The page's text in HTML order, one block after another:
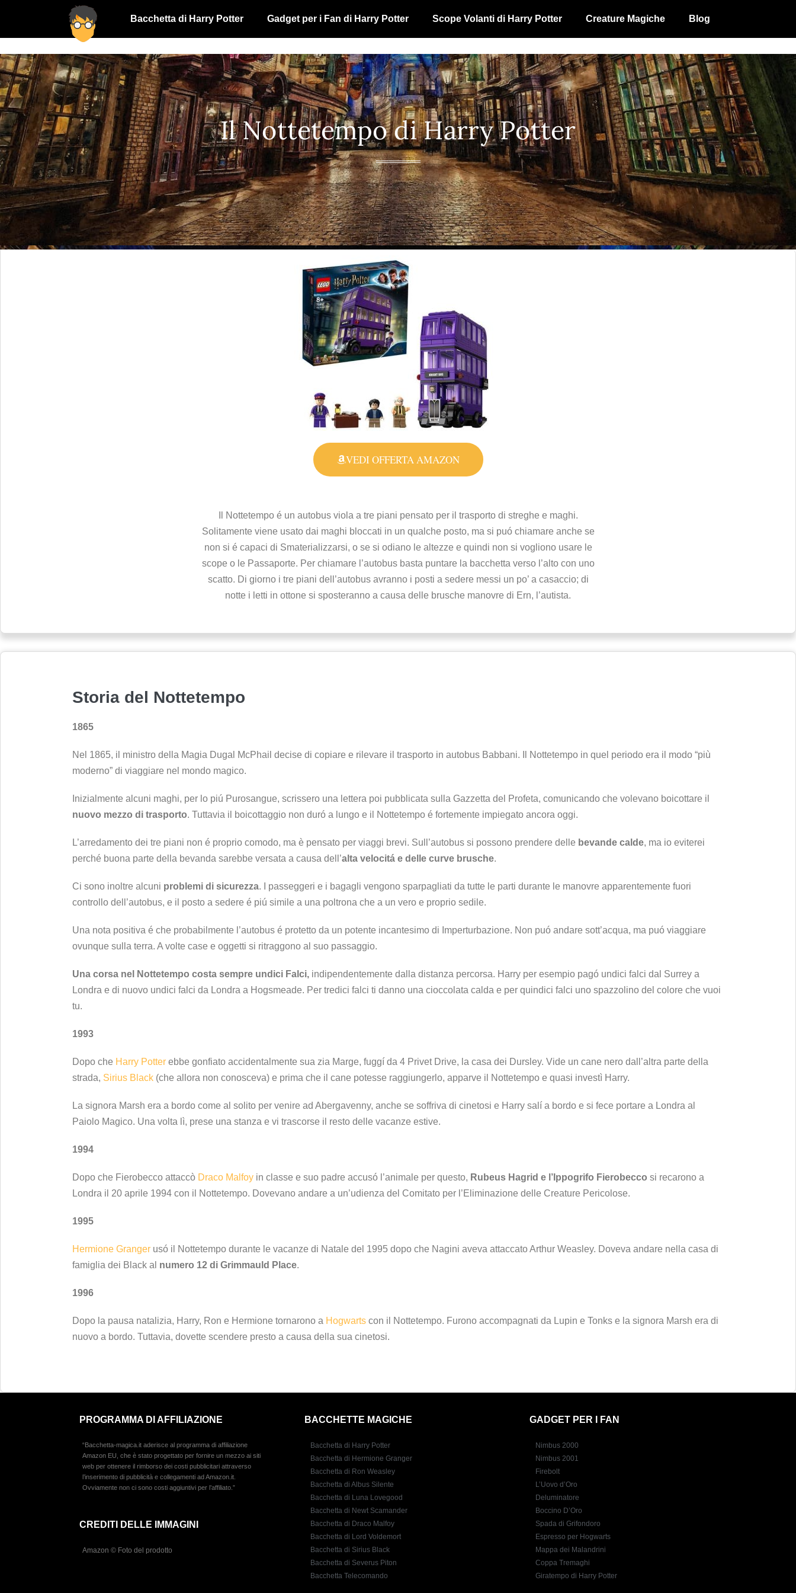
Bacchetta di Harry Potter Gadget per i Fan di Harry Potter Scope Volanti di Harry Potter Creature Magiche Blog
Il Nottetempo di Harry Potter
VEDI OFFERTA AMAZON
Il Nottetempo é un autobus viola a tre piani pensato per il trasporto di streghe e maghi.
Solitamente viene usato dai maghi bloccati in un qualche posto, ma si puó chiamare anche se
non si é capaci di Smaterializzarsi, o se si odiano le altezze e quindi non si vogliono usare le
scope o le Passaporte. Per chiamare l’autobus basta puntare la bacchetta verso l’alto con uno
scatto. Di giorno i tre piani dell’autobus avranno i posti a sedere messi un po’ a casaccio; di
notte i letti in ottone si sposteranno a causa delle brusche manovre di Ern, l’autista.
Storia del Nottetempo
1865
Nel 1865, il ministro della Magia Dugal McPhail decise di copiare e rilevare il trasporto in autobus Babbani. Il Nottetempo in quel periodo era il modo “più
moderno” di viaggiare nel mondo magico.
Inizialmente alcuni maghi, per lo piú Purosangue, scrissero una lettera poi pubblicata sulla Gazzetta del Profeta, comunicando che volevano boicottare il
nuovo mezzo di trasporto. Tuttavia il boicottaggio non duró a lungo e il Nottetempo é fortemente impiegato ancora oggi.
L’arredamento dei tre piani non é proprio comodo, ma è pensato per viaggi brevi. Sull’autobus si possono prendere delle bevande calde, ma io eviterei
perché buona parte della bevanda sarebbe versata a causa dell’alta velocitá e delle curve brusche.
Ci sono inoltre alcuni problemi di sicurezza. I passeggeri e i bagagli vengono sparpagliati da tutte le parti durante le manovre apparentemente fuori
controllo dell’autobus, e il posto a sedere é piú simile a una poltrona che a un vero e proprio sedile.
Una nota positiva é che probabilmente l’autobus é protetto da un potente incantesimo di Imperturbazione. Non puó andare sott’acqua, ma puó viaggiare
ovunque sulla terra. A volte case e oggetti si ritraggono al suo passaggio.
Una corsa nel Nottetempo costa sempre undici Falci, indipendentemente dalla distanza percorsa. Harry per esempio pagó undici falci dal Surrey a
Londra e di nuovo undici falci da Londra a Hogsmeade. Per tredici falci ti danno una cioccolata calda e per quindici falci uno spazzolino del colore che vuoi
tu.
1993
Dopo che Harry Potter ebbe gonfiato accidentalmente sua zia Marge, fuggí da 4 Privet Drive, la casa dei Dursley. Vide un cane nero dall’altra parte della
strada, Sirius Black (che allora non conosceva) e prima che il cane potesse raggiungerlo, apparve il Nottetempo e quasi investì Harry.
La signora Marsh era a bordo come al solito per venire ad Abergavenny, anche se soffriva di cinetosi e Harry salí a bordo e si fece portare a Londra al
Paiolo Magico. Una volta lì, prese una stanza e vi trascorse il resto delle vacanze estive.
1994
Dopo che Fierobecco attaccò Draco Malfoy in classe e suo padre accusó l’animale per questo, Rubeus Hagrid e l’Ippogrifo Fierobecco si recarono a
Londra il 20 aprile 1994 con il Nottetempo. Dovevano andare a un’udienza del Comitato per l’Eliminazione delle Creature Pericolose.
1995
Hermione Granger usó il Nottetempo durante le vacanze di Natale del 1995 dopo che Nagini aveva attaccato Arthur Weasley. Doveva andare nella casa di
famiglia dei Black al numero 12 di Grimmauld Place.
1996
Dopo la pausa natalizia, Harry, Ron e Hermione tornarono a Hogwarts con il Nottetempo. Furono accompagnati da Lupin e Tonks e la signora Marsh era di
nuovo a bordo. Tuttavia, dovette scendere presto a causa della sua cinetosi.
PROGRAMMA DI AFFILIAZIONE
“Bacchetta-magica.it aderisce al programma di affiliazione
Amazon EU, che è stato progettato per fornire un mezzo ai siti
web per ottenere il rimborso dei costi pubblicitari attraverso
l’inserimento di pubblicità e collegamenti ad Amazon.it.
Ovviamente non ci sono costi aggiuntivi per l’affiliato.”
CREDITI DELLE IMMAGINI
Amazon © Foto del prodotto
BACCHETTE MAGICHE
Bacchetta di Harry Potter
Bacchetta di Hermione Granger
Bacchetta di Ron Weasley
Bacchetta di Albus Silente
Bacchetta di Luna Lovegood
Bacchetta di Newt Scamander
Bacchetta di Draco Malfoy
Bacchetta di Lord Voldemort
Bacchetta di Sirius Black
Bacchetta di Severus Piton
Bacchetta Telecomando
GADGET PER I FAN
Nimbus 2000
Nimbus 2001
Firebolt
L’Uovo d’Oro
Deluminatore
Boccino D’Oro
Spada di Grifondoro
Espresso per Hogwarts
Mappa dei Malandrini
Coppa Tremaghi
Giratempo di Harry Potter